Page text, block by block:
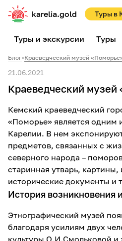
karelia.gold
Туры и экскурсии Туры
Блог•Краеведческий музей
21.06.2021
Краеведческий
Кемский краеведческий
«Поморье» является одним
Карелии. В нем
предметов, связанных с
северного народа –
старинная утварь,
исторические документы и
История возникновения
Этнографический музей
благодаря усилиям двух
культуры О.И.Смольковой и